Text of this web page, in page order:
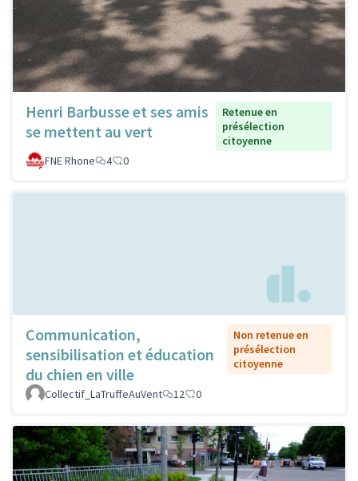
Henri Barbusse et ses amis
se mettent au vert
Retenue en
présélection
citoyenne
FNE Rhone
4 0
Communication,
sensibilisation et éducation
du chien en ville
Non retenue en
présélection
citoyenne
Collectif_LaTruffeAuVent 12 0